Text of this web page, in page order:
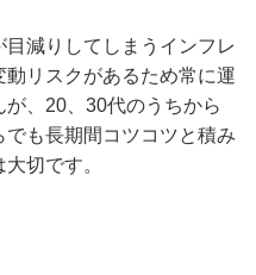
減りしてしまうインフレ
リスクがあるため常に運
、20、30代のうちから
も長期間コツコツと積み
切です。